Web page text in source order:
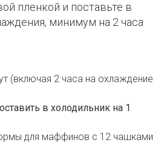
пленкой и поставьте в
минимум на 2 часа
(включая 2 часа на охлаждение
в холодильник на 1
для маффинов с 12 чашками